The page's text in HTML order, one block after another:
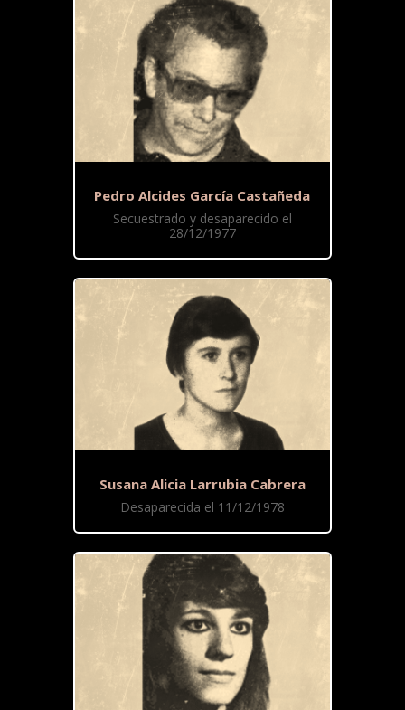
Pedro Alcides García Castañeda
Secuestrado y desaparecido el
28/12/1977
Susana Alicia Larrubia Cabrera
Desaparecida el 11/12/1978